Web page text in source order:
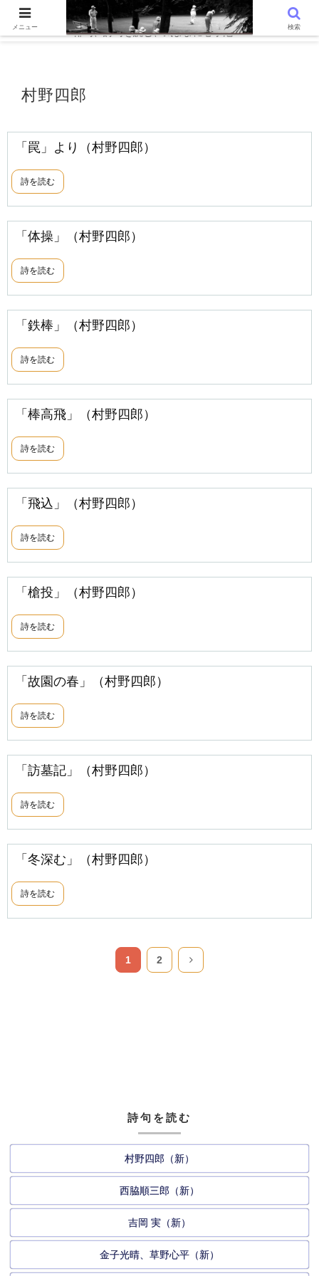
WordPressでつくる趣味の個人ブログです。〜 AIと写真を語る、写真
俳句、詩句を読む、気ままに心字池 〜
村野四郎
「罠」より（村野四郎）
詩を読む
「体操」（村野四郎）
詩を読む
「鉄棒」（村野四郎）
詩を読む
「棒高飛」（村野四郎）
詩を読む
「飛込」（村野四郎）
詩を読む
「槍投」（村野四郎）
詩を読む
「故園の春」（村野四郎）
詩を読む
「訪墓記」（村野四郎）
詩を読む
「冬深む」（村野四郎）
詩を読む
1 2
詩句を読む
村野四郎（新）
西脇順三郎（新）
吉岡 実（新）
金子光晴、草野心平（新）
メニュー 検索